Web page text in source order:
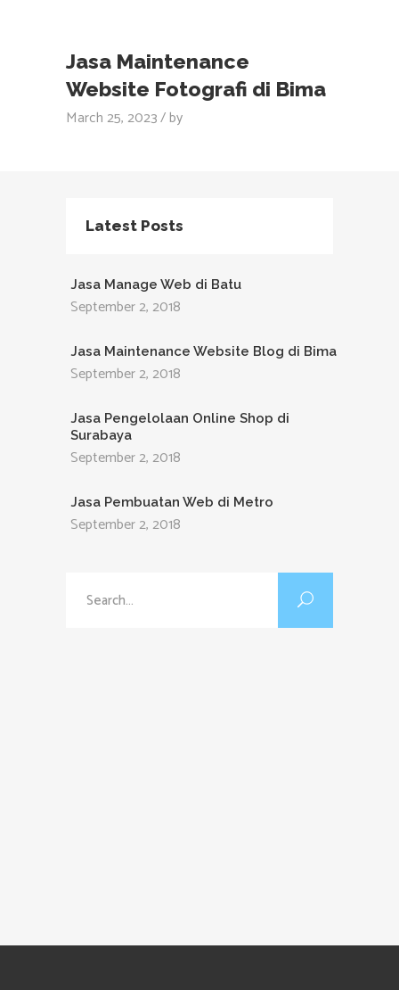
Jasa Maintenance
Website Fotografi di Bima
March 25, 2023 by
Latest Posts
Jasa Manage Web di Batu
September 2, 2018
Jasa Maintenance Website Blog di Bima
September 2, 2018
Jasa Pengelolaan Online Shop di
Surabaya
September 2, 2018
Jasa Pembuatan Web di Metro
September 2, 2018